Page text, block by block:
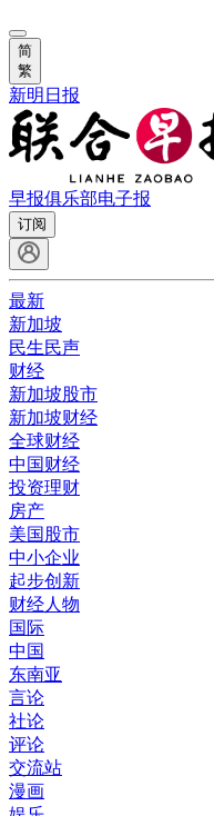
简
繁
新明日报
早报俱乐部电子报
订阅
最新
新加坡
民生民声
财经
新加坡股市
新加坡财经
全球财经
中国财经
投资理财
房产
美国股市
中小企业
起步创新
财经人物
国际
中国
东南亚
言论
社论
评论
交流站
漫画